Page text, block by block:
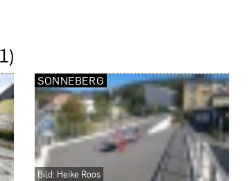
SONNEBERG
Bild: Heike Roos